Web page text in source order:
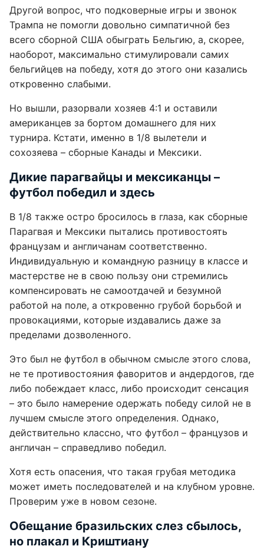
Другой вопрос, что подковерные игры и звонок
Трампа не помогли довольно симпатичной без
всего сборной США обыграть Бельгию, а, скорее,
наоборот, максимально стимулировали самих
бельгийцев на победу, хотя до этого они казались
откровенно слабыми.
Но вышли, разорвали хозяев 4:1 и оставили
американцев за бортом домашнего для них
турнира. Кстати, именно в 1/8 вылетели и
сохозяева – сборные Канады и Мексики.
Дикие парагвайцы и мексиканцы –
футбол победил и здесь
В 1/8 также остро бросилось в глаза, как сборные
Парагвая и Мексики пытались противостоять
французам и англичанам соответственно.
Индивидуальную и командную разницу в классе и
мастерстве не в свою пользу они стремились
компенсировать не самоотдачей и безумной
работой на поле, а откровенно грубой борьбой и
провокациями, которые издавались даже за
пределами дозволенного.
Это был не футбол в обычном смысле этого слова,
не те противостояния фаворитов и андердогов, где
либо побеждает класс, либо происходит сенсация
– это было намерение одержать победу силой не в
лучшем смысле этого определения. Однако,
действительно классно, что футбол – французов и
англичан – справедливо победил.
Хотя есть опасения, что такая грубая методика
может иметь последователей и на клубном уровне.
Проверим уже в новом сезоне.
Обещание бразильских слез сбылось,
но плакал и Криштиану